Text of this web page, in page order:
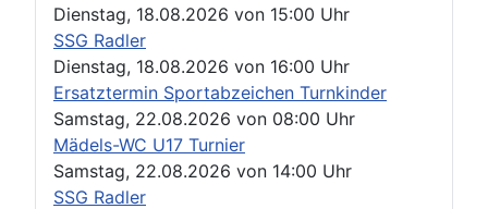
Dienstag, 18.08.2026 von 15:00 Uhr
SSG Radler
Dienstag, 18.08.2026 von 16:00 Uhr
Ersatztermin Sportabzeichen Turnkinder
Samstag, 22.08.2026 von 08:00 Uhr
Mädels-WC U17 Turnier
Samstag, 22.08.2026 von 14:00 Uhr
SSG Radler